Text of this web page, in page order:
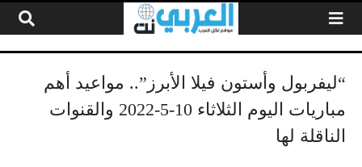
“ليفربول وأستون فيلا الأبرز”.. مواعيد أهم
مباريات اليوم الثلاثاء 10-5-2022 والقنوات
الناقلة لها